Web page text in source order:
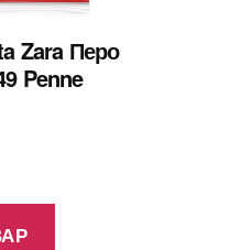
Zara Перо
Penne